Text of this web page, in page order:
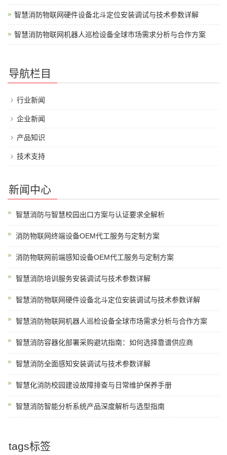
智慧消防物联网硬件设备北斗定位安装调试与技术参数详解
智慧消防物联网机器人巡检设备全球市场需求分析与合作方案
导航栏目
行业新闻
企业新闻
产品知识
技术支持
新闻中心
智慧消防与智慧校园出口方案与认证要求全解析
消防物联网终端设备OEM代工服务与定制方案
消防物联网前端感知设备OEM代工服务与定制方案
智慧消防培训服务安装调试与技术参数详解
智慧消防物联网硬件设备北斗定位安装调试与技术参数详解
智慧消防物联网机器人巡检设备全球市场需求分析与合作方案
智慧消防容器化部署采购避坑指南：如何选择靠谱供应商
智慧消防全面感知安装调试与技术参数详解
智慧化消防校园建设故障排查与日常维护保养手册
智慧消防智能分析系统产品深度解析与选型指南
tags标签